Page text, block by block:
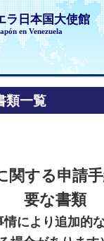
ラ日本国大使館
en Venezuela
類一覧
関する申請
要な書類
情により追加的